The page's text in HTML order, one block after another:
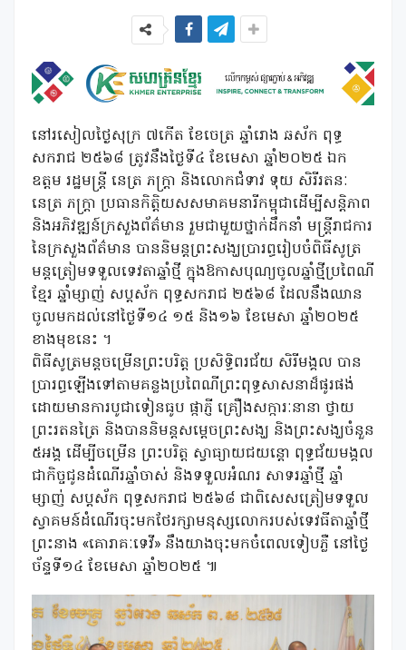
នៅរសៀលថ្ងៃសុក្រ ៧កើត ខែចេត្រ ឆ្នាំរោង ឆស័ក ពុទ្ធ
សករាជ ២៥៦៨ ត្រូវនឹងថ្ងៃទី៤ ខែមេសា ឆ្នាំ២០២៥ ឯក
ឧត្តម រដ្ឋមន្ត្រី នេត្រ ភក្ត្រា និងលោកជំទាវ ទុយ សិរីរតនៈ
នេត្រ ភក្ត្រា ប្រធានកិត្តិយសសមាគមនារីកម្ពុជាដើម្បីសន្តិភាព
និងអភិវឌ្ឍន៍ក្រសួងព័ត៌មាន រួមជាមួយថ្នាក់ដឹកនាំ មន្ត្រីរាជការ
នៃក្រសួងព័ត៌មាន បាននិមន្តព្រះសង្ឃប្រារព្ធរៀបចំពិធីសូត្រ
មន្តត្រៀមទទួលទេវតាឆ្នាំថ្មី ក្នុងឱកាសបុណ្យចូលឆ្នាំថ្មីប្រពៃណី
ខ្មែរ ឆ្នាំម្សាញ់ សប្តស័ក ពុទ្ធសករាជ ២៥៦៨ ដែលនឹងឈាន
ចូលមកដល់នៅថ្ងៃទី១៤ ១៥ និង១៦ ខែមេសា ឆ្នាំ២០២៥
ខាងមុខនេះ ។
ពិធីសូត្រមន្តចម្រើនព្រះបរិត្ត ប្រសិទ្ធិពរជ័យ សិរីមង្គល បាន
ប្រារព្ធឡើងទៅតាមគន្លងប្រពៃណីព្រះពុទ្ធសាសនាដ៏ផូរផង់
ដោយមានការបូជាទៀនធូប ផ្កាភ្ញី គ្រឿងសក្ការៈនានា ថ្វាយ
ព្រះរតនត្រៃ និងបាននិមន្តសម្តេចព្រះសង្ឃ និងព្រះសង្ឃចំនួន
៥អង្គ ដើម្បីចម្រើន ព្រះបរិត្ត ស្វាធ្យាយជយន្តោ ពុទ្ធជ័យមង្គល
ជាកិច្ចជូនដំណើរឆ្នាំចាស់ និងទទួលអំណរ សាទរឆ្នាំថ្មី ឆ្នាំ
ម្សាញ់ សប្តស័ក ពុទ្ធសករាជ ២៥៦៨ ជាពិសេសត្រៀមទទួល
ស្វាគមន៍ដំណើរចុះមកថែរក្សាមនុស្សលោករបស់ទេវធីតាឆ្នាំថ្មី
ព្រះនាង «គោរាគៈទេវី» នឹងយាងចុះមកចំពេលទៀបភ្លឺ នៅថ្ងៃ
ច័ន្ទទី១៤ ខែមេសា ឆ្នាំ២០២៥ ៕